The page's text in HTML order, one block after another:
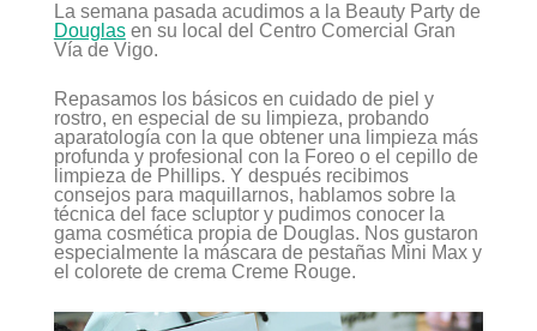
La semana pasada acudimos a la Beauty Party de
Douglasen su local del Centro Comercial Gran
Vía de Vigo.
Repasamos los básicos en cuidado de piel y
rostro, en especial de su limpieza, probando
aparatología con la que obtener una limpieza más
profunda y profesional con la Foreo o el cepillo de
limpieza de Phillips. Y después recibimos
consejos para maquillarnos, hablamos sobre la
técnica del face scluptor y pudimos conocer la
gama cosmética propia de Douglas. Nos gustaron
especialmente la máscara de pestañas Mini Max y
el colorete de crema Creme Rouge.